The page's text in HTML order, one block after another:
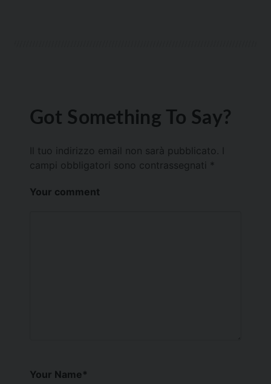
Got Something To Say?
Il tuo indirizzo email non sarà pubblicato.
campi obbligatori sono contrassegnati *
Your comment
Your Name*